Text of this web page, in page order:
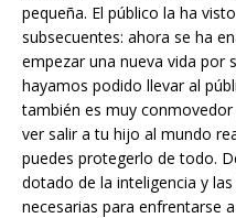
pequeña. El público la ha
subsecuentes: ahora se ha
empezar una nueva vida por
hayamos podido llevar al
también es muy
ver salir a tu hijo al mundo
puedes protegerlo de todo.
dotado de la inteligencia y
necesarias para enfrentarse